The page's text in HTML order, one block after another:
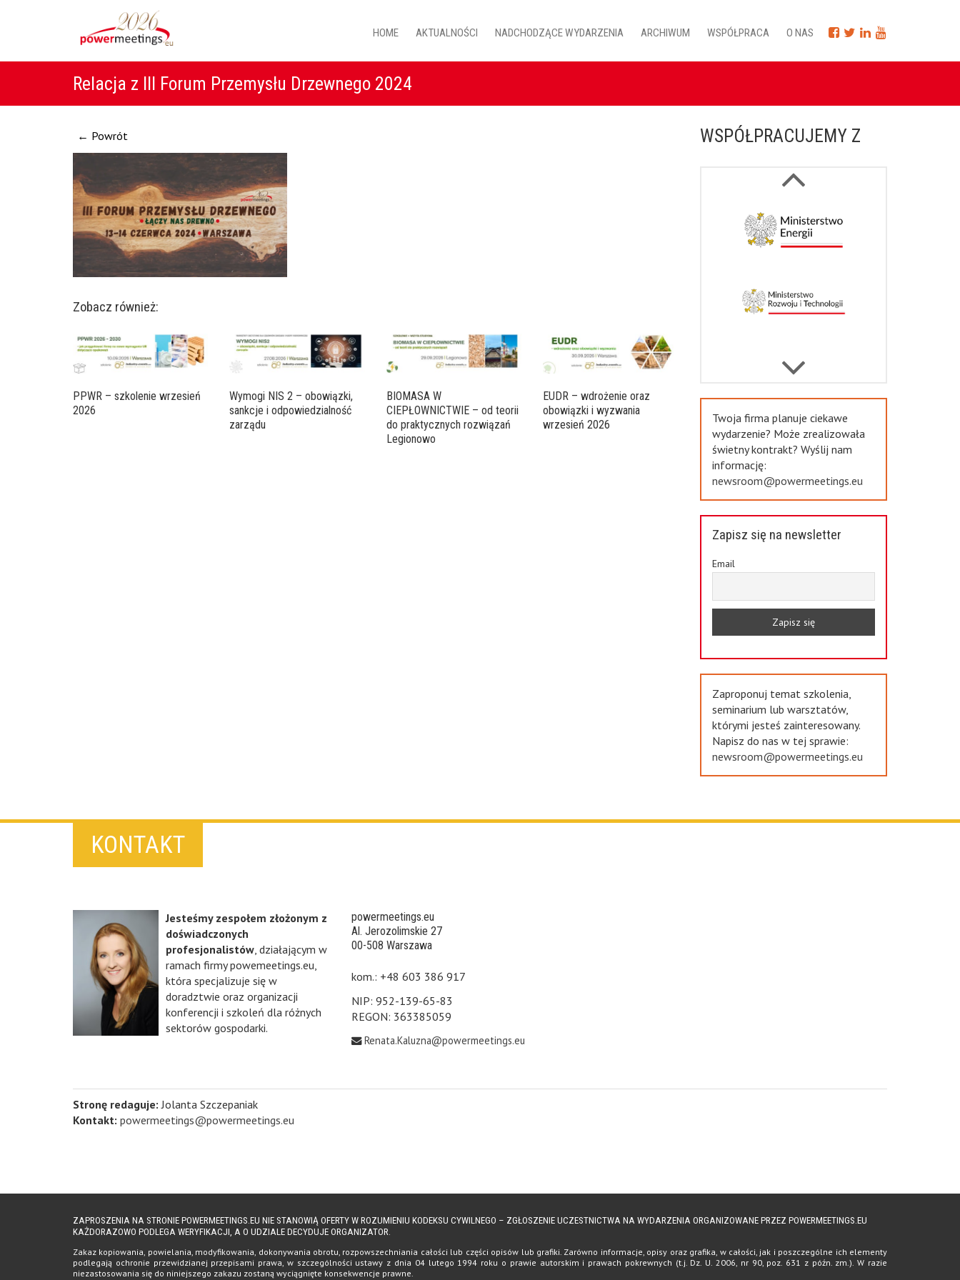
HOME AKTUALNOŚCI NADCHODZĄCE WYDARZENIA ARCHIWUM WSPÓŁPRACA O NAS
Relacja z III Forum Przemysłu Drzewnego 2024
← Powrót
Zobacz również:
PPWR – szkolenie wrzesień
2026
Wymogi NIS 2 – obowiązki,
sankcje i odpowiedzialność
zarządu
BIOMASA W
CIEPŁOWNICTWIE – od teorii
do praktycznych rozwiązań
Legionowo
EUDR – wdrożenie oraz
obowiązki i wyzwania
wrzesień 2026
WSPÓŁPRACUJEMY Z
Twoja firma planuje ciekawe
wydarzenie? Może zrealizowała
świetny kontrakt? Wyślij nam
informację:
newsroom@powermeetings.eu
Zapisz się na newsletter
Email
Zaproponuj temat szkolenia,
seminarium lub warsztatów,
którymi jesteś zainteresowany.
Napisz do nas w tej sprawie:
newsroom@powermeetings.eu
KONTAKT
Jesteśmy zespołem złożonym z
doświadczonych
profesjonalistów, działającym w
ramach firmy powemeetings.eu,
która specjalizuje się w
doradztwie oraz organizacji
konferencji i szkoleń dla różnych
sektorów gospodarki.
powermeetings.eu
Al. Jerozolimskie 27
00-508 Warszawa
kom.: +48 603 386 917
NIP: 952-139-65-83
REGON: 363385059
Renata.Kaluzna@powermeetings.eu
Stronę redaguje: Jolanta Szczepaniak
Kontakt: powermeetings@powermeetings.eu
ZAPROSZENIA NA STRONIE POWERMEETINGS.EU NIE STANOWIĄ OFERTY W ROZUMIENIU KODEKSU CYWILNEGO – ZGŁOSZENIE UCZESTNICTWA NA WYDARZENIA ORGANIZOWANE PRZEZ POWERMEETINGS.EU
KAŻDORAZOWO PODLEGA WERYFIKACJI, A O UDZIALE DECYDUJE ORGANIZATOR.
Zakaz kopiowania, powielania, modyfikowania, dokonywania obrotu, rozpowszechniania całości lub części opisów lub grafiki. Zarówno informacje, opisy oraz grafika, w całości, jak i poszczególne ich elementy
podlegają ochronie przewidzianej przepisami prawa, w szczególności ustawy z dnia 04 lutego 1994 roku o prawie autorskim i prawach pokrewnych (t.j. Dz. U. 2006, nr 90, poz. 631 z późn. zm.). W razie
niezastosowania się do niniejszego zakazu zostaną wyciągnięte konsekwencje prawne.